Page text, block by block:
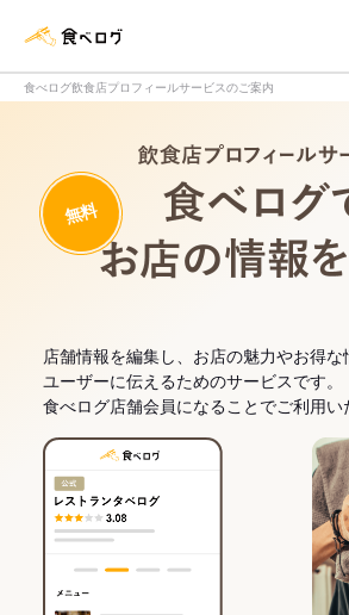
食べログ飲食店プロフィールサービスのご案内
無料
店舗情報を編集し、お店の魅力やお得な
ユーザーに伝えるためのサービスです。
食べログ店舗会員になることでご利用い